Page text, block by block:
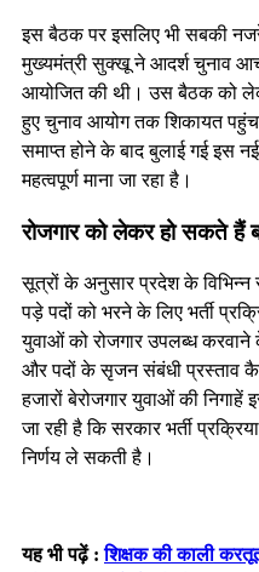
इस बैठक पर इसलिए भी सबकी
मुख्यमंत्री सुक्खू ने आदर्श चुनाव
आयोजित की थी। उस बैठक को
हुए चुनाव आयोग तक शिकायत
समाप्त होने के बाद बुलाई गई इस
महत्वपूर्ण माना जा रहा है।
रोजगार को लेकर हो सकते
सूत्रों के अनुसार प्रदेश के विभिन्न
पड़े पदों को भरने के लिए भर्ती
युवाओं को रोजगार उपलब्ध करवाने
और पदों के सृजन संबंधी प्रस्ताव
हजारों बेरोजगार युवाओं की
जा रही है कि सरकार भर्ती
निर्णय ले सकती है।
यह भी पढ़ें :शिक्षक की काली